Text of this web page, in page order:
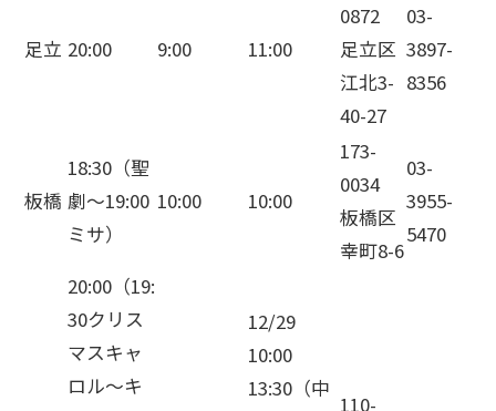
足立 20:00 9:00 11:00
0872
足立区
江北3-
40-27
03-
3897-
8356
板橋
18:30（聖
劇～19:00
ミサ）
10:00 10:00
173-
0034
板橋区
幸町8-6
03-
3955-
5470
20:00（19:
30クリス
マスキャ
ロル～キ
12/29
10:00
13:30（中
110-